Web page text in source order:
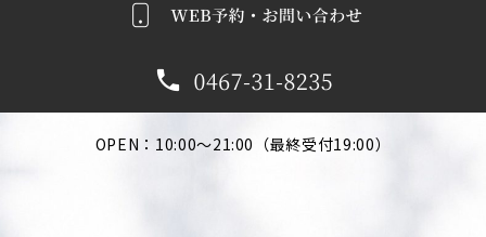
OPEN：10:00～21:00（最終受付19:00）